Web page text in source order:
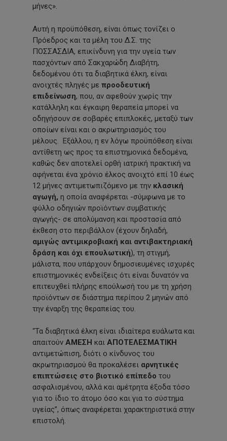
μήνες».
Αυτή η προϋπόθεση, είναι όπως τονίζει ο
Πρόεδρος και τα μέλη του Δ.Σ. της
ΠΟΣΣΑΣΔΙΑ, επικίνδυνη για την υγεία των
πασχόντων από Σακχαρώδη Διαβήτη,
δεδομένου ότι τα διαβητικά έλκη, είναι
ανοιχτές πληγές με προοδευτική
επιδείνωση, που, αν αφεθούν χωρίς την
κατάλληλη και έγκαιρη θεραπεία μπορεί να
οδηγήσουν σε σοβαρές επιπλοκές, μεταξύ των
οποίων είναι και ο ακρωτηριασμός του
μέλους. Εξάλλου, η εν λόγω προϋπόθεση είναι
αντίθετη ως προς τα επιστημονικά δεδομένα,
καθώς δεν αποτελεί ορθή ιατρική πρακτική να
αφήνεται ένα χρόνιο έλκος ανοιχτό επί 10 έως
12 μήνες αντιμετωπιζόμενο με την κλασική
αγωγή, η οποία αναφέρεται -σύμφωνα με το
φύλλο οδηγιών προϊόντων συμβατικής
αγωγής- σε απολύμανση και προστασία από
έκθεση στο περιβάλλον (έχουν δηλαδή,
αμιγώς αντιμικροβιακή και αντιβακτηριακή
δράση και όχι επουλωτική), τη στιγμή,
μάλιστα, που υπάρχουν δημοσιευμένες ισχυρές
επιστημονικές ενδείξεις ότι είναι δυνατόν να
επιτευχθεί πλήρης επούλωσή του με τη χρήση
προϊόντων σε διάστημα περίπου 2 μηνών από
την έναρξη της θεραπείας του.
“Τα διαβητικά έλκη είναι ιδιαίτερα ευάλωτα και
απαιτούν ΑΜΕΣΗ και ΑΠΟΤΕΛΕΣΜΑΤΙΚΗ
αντιμετώπιση, διότι ο κίνδυνος του
ακρωτηριασμού θα προκαλέσει αρνητικές
επιπτώσεις στο βιοτικό επίπεδο του
ασφαλισμένου, αλλά και αμέτρητα έξοδα τόσο
για το ίδιο το άτομο όσο και για το σύστημα
υγείας”, όπως αναφέρεται χαρακτηριστικά στην
επιστολή.